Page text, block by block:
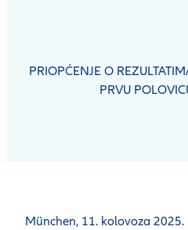
PRIOPĆENJE O
PRVU
München, 11. kolovoza 2025.